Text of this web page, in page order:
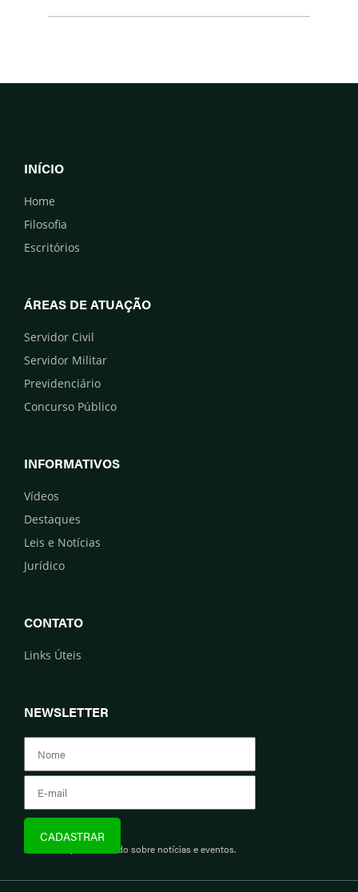
INÍCIO
Home
Filosofia
Escritórios
ÁREAS DE ATUAÇÃO
Servidor Civil
Servidor Militar
Previdenciário
Concurso Público
INFORMATIVOS
Vídeos
Destaques
Leis e Notícias
Jurídico
CONTATO
Links Úteis
NEWSLETTER
Assine e fique informado sobre notícias e eventos.